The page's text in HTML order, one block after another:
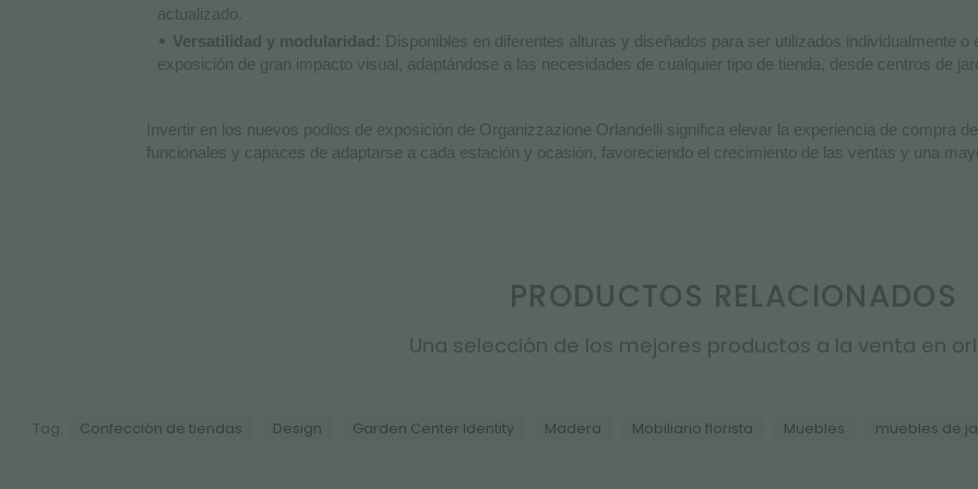
actualizado.
Versatilidad y modularidad: Disponibles en diferentes alturas y diseñados para ser utilizados individualmente
exposición de gran impacto visual, adaptándose a las necesidades de cualquier tipo de tienda, desde centros de
Invertir en los nuevos podios de exposición de Organizzazione Orlandelli significa elevar la experiencia de compra
funcionales y capaces de adaptarse a cada estación y ocasión, favoreciendo el crecimiento de las ventas y una
PRODUCTOS RELACIONADOS
Una selección de los mejores productos a la venta en
Tag: Confección de tiendas Design Garden Center Identity Madera Mobiliario florista Muebles muebles de